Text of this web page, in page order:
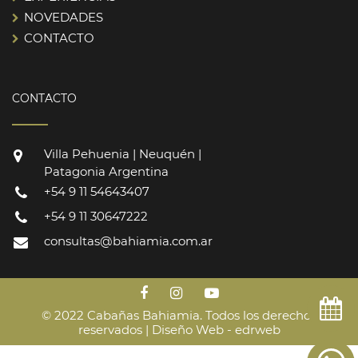
NOVEDADES
CONTACTO
CONTACTO
Villa Pehuenia | Neuquén |
Patagonia Argentina
+54 9 11 54643407
+54 9 11 30647222
consultas@bahiamia.com.ar
© 2022 Cabañas Bahiamia. Todos los derechos
reservados | Diseño Web - edrweb